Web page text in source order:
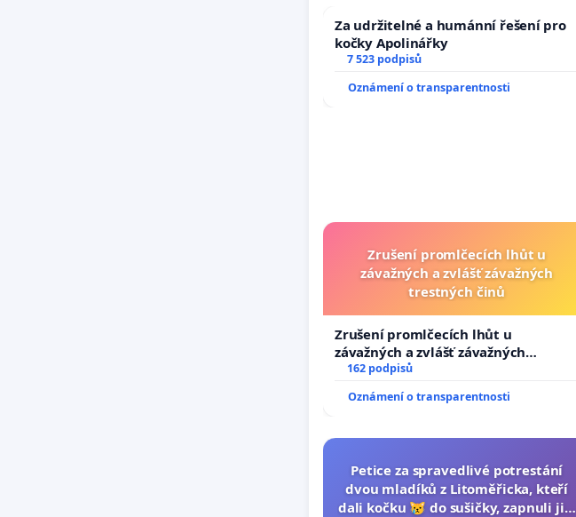
Za udržitelné a humánní řešení pro
kočky Apolinářky
7 523 podpisů
Oznámení o transparentnosti
Zrušení promlčecích lhůt u
závažných a zvlášť závažných
trestných činů
Zrušení promlčecích lhůt u
závažných a zvlášť závažných
trestných činů
162 podpisů
Oznámení o transparentnosti
Petice za spravedlivé potrestání
dvou mladíků z Litoměřicka, kteří
dali kočku 😿 do sušičky, zapnuli ji a